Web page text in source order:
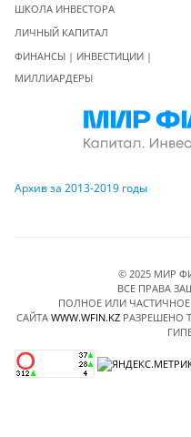
ШКОЛА ИНВЕСТОРА
ЛИЧНЫЙ КАПИТАЛ
ФИНАНСЫ | ИНВЕСТИЦИИ |
МИЛЛИАРДЕРЫ
Архив за 2013-2019 годы
© 2025 МИР
ВСЕ ПРАВА
ПОЛНОЕ ИЛИ
САЙТА WWW.WFIN.KZРАЗРЕШЕНО